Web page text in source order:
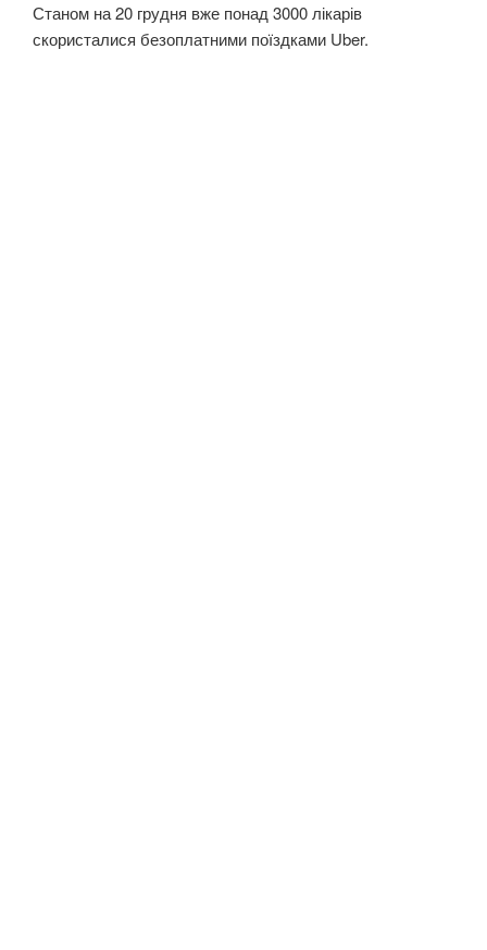
Станом на 20 грудня вже понад 3000 лікарів
скористалися безоплатними поїздками Uber.